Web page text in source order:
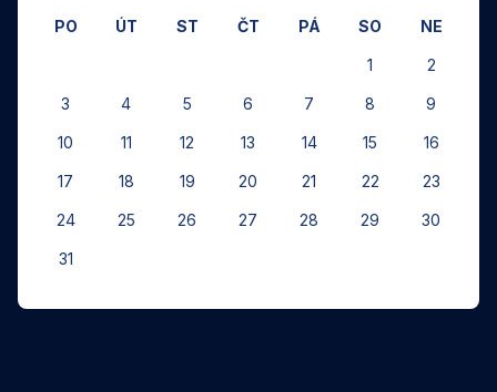
PO ÚT ST ČT PÁ SO NE
1 2
3 4 5 6 7 8 9
10 11 12 13 14 15 16
17 18 19 20 21 22 23
24 25 26 27 28 29 30
31